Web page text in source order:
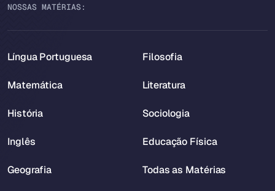
NOSSAS MATÉRIAS:
Língua Portuguesa
Matemática
História
Inglês
Geografia
Filosofia
Literatura
Sociologia
Educação Física
Todas as Matérias